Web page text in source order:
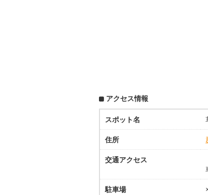
アクセス情報
スポット名
住所
交通アクセス
駐車場